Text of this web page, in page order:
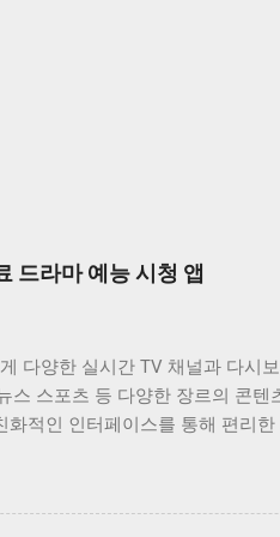
드라마 예능 시청 앱
다양한 실시간 TV 채널과 다시
스 스포츠 등 다양한 장르의 콘텐
적인 인터페이스를 통해 편리한
하고 싶은 사용자에게 유용한 앱
편의성을 높인 기능들을 통해 사